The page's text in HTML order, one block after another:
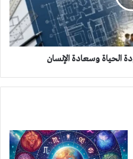
الحياة وسعادة الإنسان